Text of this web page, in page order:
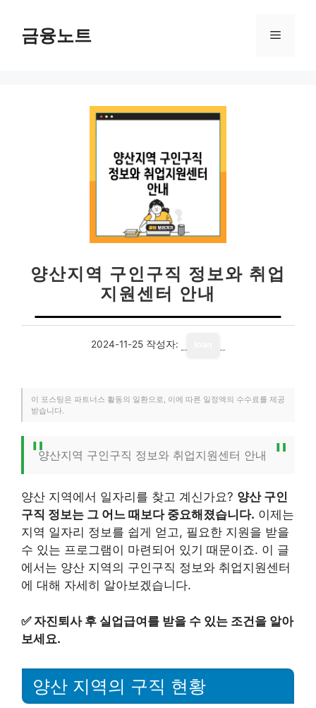
금융노트 메
양산지역 구인구직 정보와 취업
지원센터 안내
2024-11-25 작성자:
이 포스팅은 파트너스 활동의 일환으로, 이에 따른 일정액의 수수료를 제공
받습니다.
양산지역 구인구직 정보와 취업지원센터 안내
양산 지역에서 일자리를 찾고 계신가요? 양산 구인
구직 정보는 그 어느 때보다 중요해졌습니다. 이제는
지역 일자리 정보를 쉽게 얻고, 필요한 지원을 받을
수 있는 프로그램이 마련되어 있기 때문이죠. 이 글
에서는 양산 지역의 구인구직 정보와 취업지원센터
에 대해 자세히 알아보겠습니다.
✅ 자진퇴사 후 실업급여를 받을 수 있는 조건을 알아
보세요.
양산 지역의 구직 현황